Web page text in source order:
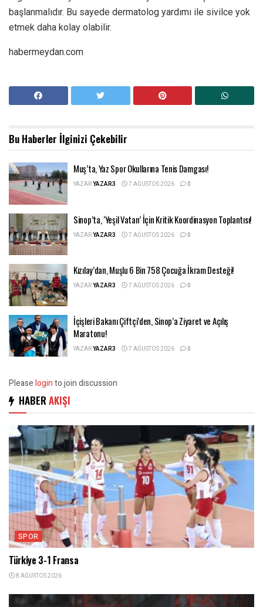
başlanmalıdır. Bu sayede dermatolog yardımı ile sivilce yok
etmek daha kolay olabilir.
habermeydan.com
Bu Haberler İlginizi Çekebilir
Muş’ta, Yaz Spor Okullarına Tenis Damgası!
YAZARYAZAR3 7 AĞUSTOS 2026 0
Sinop’ta, ‘Yeşil Vatan’ İçin Kritik Koordinasyon Toplantısı!
YAZARYAZAR3 7 AĞUSTOS 2026 0
Kızılay’dan, Muşlu 6 Bin 758 Çocuğa İkram Desteği!
YAZARYAZAR3 7 AĞUSTOS 2026 0
İçişleri Bakanı Çiftçi’den, Sinop’a Ziyaret ve Açılış
Maratonu!
YAZARYAZAR3 7 AĞUSTOS 2026 0
Pleaseloginto join discussion
HABER AKIŞI
SPOR
Türkiye 3-1 Fransa
8 AĞUSTOS 2026